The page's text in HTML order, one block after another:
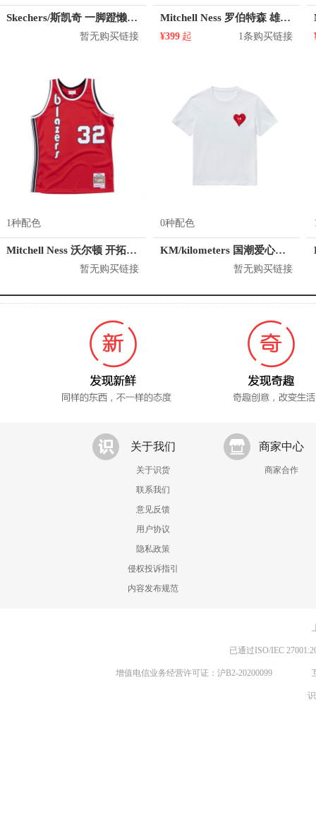
Skechers/斯凯奇 一脚蹬懒人鞋 8790050
暂无购买链接
Mitchell Ness 罗伯特森 雄鹿队 1号球衣
¥399 起 1条购买链接
1种配色
Mitchell Ness 沃尔顿 开拓者队 32号球衣
暂无购买链接
0种配色
KM/kilometers 国潮爱心短袖T恤 M2X2108466
暂无购买链接
关于我们
关于识货
联系我们
意见反馈
用户协议
隐私政策
侵权投诉指引
内容发布规范
商家中心
商家合作
已通过ISO/IEC
增值电信业务经营许可证：沪B2-20200099